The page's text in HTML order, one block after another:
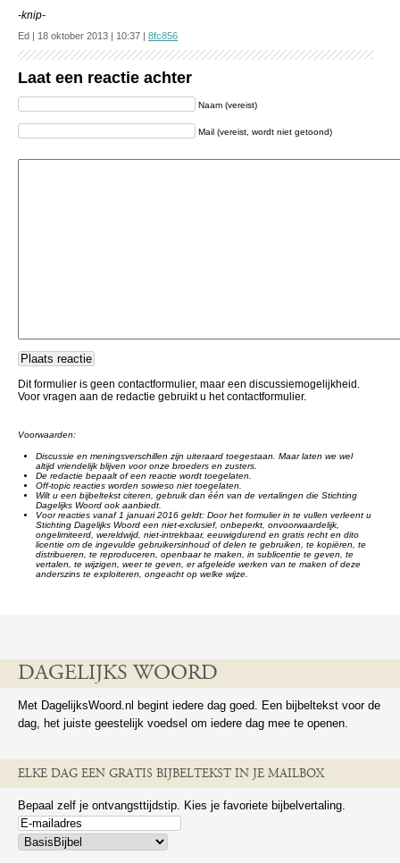
-knip-
Ed | 18 oktober 2013 | 10:37 | 8fc856
Laat een reactie achter
Naam (vereist)
Mail (vereist, wordt niet getoond)
Dit formulier is geen contactformulier, maar een discussiemogelijkheid.
Voor vragen aan de redactie gebruikt u het contactformulier.
Voorwaarden:
Discussie en meningsverschillen zijn uiteraard toegestaan. Maar laten we wel
altijd vriendelijk blijven voor onze broeders en zusters.
De redactie bepaalt of een reactie wordt toegelaten.
Off-topic reacties worden sowieso niet toegelaten.
Wilt u een bijbeltekst citeren, gebruik dan één van de vertalingen die Stichting
Dagelijks Woord ook aanbiedt.
Voor reacties vanaf 1 januari 2016 geldt: Door het formulier in te vullen verleent u
Stichting Dagelijks Woord een niet-exclusief, onbeperkt, onvoorwaardelijk,
ongelimiteerd, wereldwijd, niet-intrekbaar, eeuwigdurend en gratis recht en dito
licentie om de ingevulde gebruikersinhoud of delen te gebruiken, te kopiëren, te
distribueren, te reproduceren, openbaar te maken, in sublicentie te geven, te
vertalen, te wijzigen, weer te geven, er afgeleide werken van te maken of deze
anderszins te exploiteren, ongeacht op welke wijze.
DAGELIJKS WOORD
Met DagelijksWoord.nl begint iedere dag goed. Een bijbeltekst voor de
dag, het juiste geestelijk voedsel om iedere dag mee te openen.
ELKE DAG EEN GRATIS BIJBELTEKST IN JE MAILBOX
Bepaal zelf je ontvangsttijdstip. Kies je favoriete bijbelvertaling.